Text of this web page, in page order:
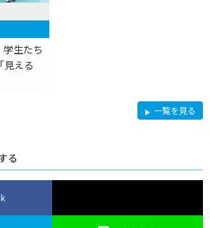
学生たち
見える
R
Y
び・
一覧を見る
る